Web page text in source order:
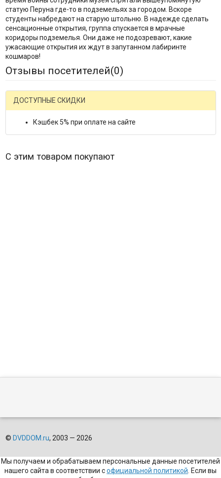
статую Перуна где-то в подземельях за городом. Вскоре
студенты набредают на старую штольню. В надежде сделать
сенсационные открытия, группа спускается в мрачные
коридоры подземелья. Они даже не подозревают, какие
ужасающие открытия их ждут в запутанном лабиринте
кошмаров!
Отзывы посетителей(0)
ДОСТУПНЫЕ СКИДКИ
Кэшбек 5% при оплате на сайте
С этим товаром покупают
© DVDDOM.ru, 2003 — 2026
Мы получаем и обрабатываем персональные данные посетителей
нашего сайта в соответствии софициальной политикой. Если вы